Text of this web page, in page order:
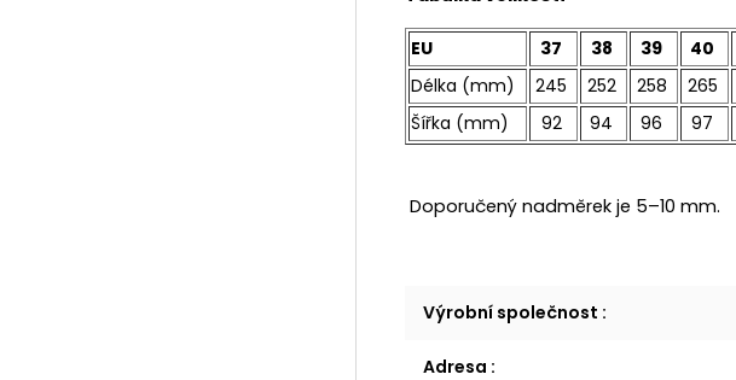
EU 37 38 39 40
Délka (mm)
245 252 258 265
Šířka (mm)
92 94 96 97
Doporučený nadměrek je 5–10 mm.
Výrobní společnost :
Adresa :